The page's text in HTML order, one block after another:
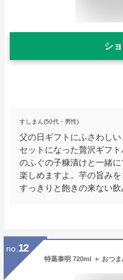
シ
すしまん(50代・男性)
父の日ギフトにふさわし
セットになった贅沢ギフ
のふぐの子糠漬けと一緒
楽しめますよ。芋の旨み
すっきりと飽きの来ない飲
no. 12